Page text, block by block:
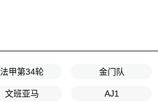
法甲第34轮 金门队
文班亚马 AJ1